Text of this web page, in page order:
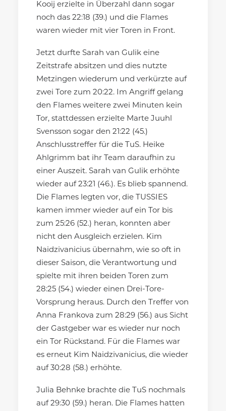
Kooij erzielte in Überzahl dann sogar
noch das 22:18 (39.) und die Flames
waren wieder mit vier Toren in Front.
Jetzt durfte Sarah van Gulik eine
Zeitstrafe absitzen und dies nutzte
Metzingen wiederum und verkürzte auf
zwei Tore zum 20:22. Im Angriff gelang
den Flames weitere zwei Minuten kein
Tor, stattdessen erzielte Marte Juuhl
Svensson sogar den 21:22 (45.)
Anschlusstreffer für die TuS. Heike
Ahlgrimm bat ihr Team daraufhin zu
einer Auszeit. Sarah van Gulik erhöhte
wieder auf 23:21 (46.). Es blieb spannend.
Die Flames legten vor, die TUSSIES
kamen immer wieder auf ein Tor bis
zum 25:26 (52.) heran, konnten aber
nicht den Ausgleich erzielen. Kim
Naidzivanicius übernahm, wie so oft in
dieser Saison, die Verantwortung und
spielte mit ihren beiden Toren zum
28:25 (54.) wieder einen Drei-Tore-
Vorsprung heraus. Durch den Treffer von
Anna Frankova zum 28:29 (56.) aus Sicht
der Gastgeber war es wieder nur noch
ein Tor Rückstand. Für die Flames war
es erneut Kim Naidzivanicius, die wieder
auf 30:28 (58.) erhöhte.
Julia Behnke brachte die TuS nochmals
auf 29:30 (59.) heran. Die Flames hatten